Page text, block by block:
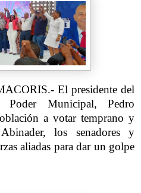
El presidente del
Poder Municipal, Pedro
a votar temprano y
los senadores y
aliadas para dar un golpe